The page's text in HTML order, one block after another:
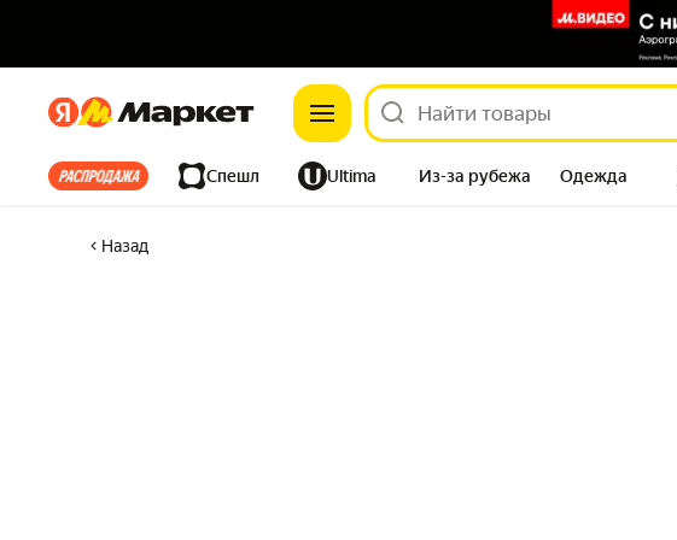
ЯндексЯндекс
Все хиты Спешл Ultima Из-за рубежа Одежда
Назад